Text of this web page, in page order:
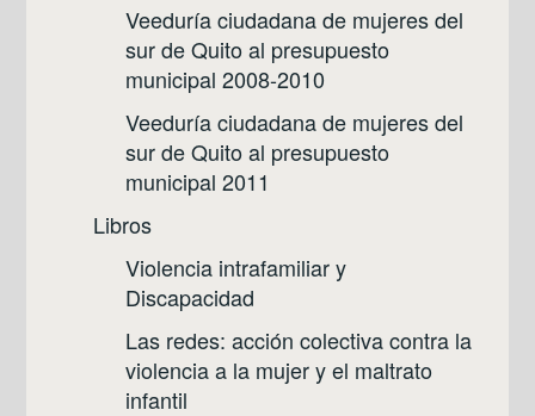
Veeduría ciudadana de mujeres del
sur de Quito al presupuesto
municipal 2008-2010
Veeduría ciudadana de mujeres del
sur de Quito al presupuesto
municipal 2011
Libros
Violencia intrafamiliar y
Discapacidad
Las redes: acción colectiva contra la
violencia a la mujer y el maltrato
infantil